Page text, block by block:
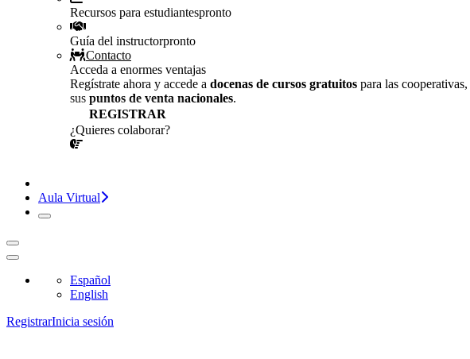
Recursos para estudiantespronto
Guía del instructorpronto
Contacto
Acceda a enormes ventajas
Regístrate ahora y accede a docenas de cursos gratuitos para las cooperativas,
sus puntos de venta nacionales.
REGISTRAR
¿Quieres colaborar?
Aula Virtual
Español
English
RegistrarInicia sesión